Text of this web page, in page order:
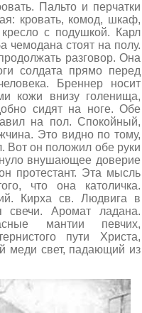
Пальто и перчатки
кровать, комод, шкаф,
с подушкой. Карл
чемодана стоят на полу.
разговор. Она
солдата прямо перед
Бреннер носит
кожи внизу голенища,
сидят на ноге. Обе
на пол. Спокойный,
Это видно по тому,
Вот он положил обе руки
внушающее доверие
протестант. Эта мысль
что она католичка.
Кирха св. Людвига в
Аромат ладана.
мантии певчих,
пути Христа,
меди свет, падающий из